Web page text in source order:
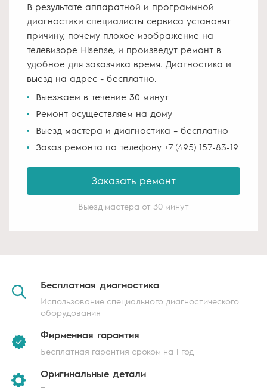
В результате аппаратной и программной
диагностики специалисты сервиса установят
причину, почему плохое изображение на
телевизоре Hisense, и произведут ремонт в
удобное для заказчика время. Диагностика и
выезд на адрес - бесплатно.
Выезжаем в течение 30 минут
Ремонт осуществляем на дому
Выезд мастера и диагностика – бесплатно
Заказ ремонта по телефону +7 (495) 157-83-19
Заказать ремонт
Выезд мастера от 30 минут
Бесплатная диагностика
Использование специального диагностического
оборудования
Фирменная гарантия
Бесплатная гарантия сроком на 1 год
Оригинальные детали